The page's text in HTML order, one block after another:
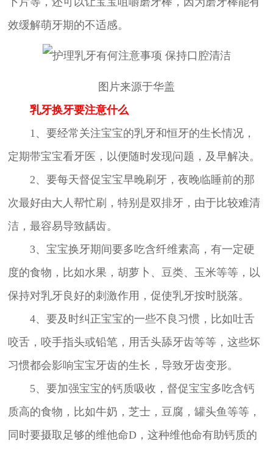
效缓解萌牙期的不适感。
图片来源于华盖
乳牙换牙要注意什么
1、要经常关注宝宝的乳牙和恒牙的生长情况，
定期带宝宝看牙医，以便随时发现问题，及早解决。
2、要每天督促宝宝早晚刷牙，夜晚临睡前的那
次最好由大人帮忙刷，特别是双排牙，由于比较难清
洁，最容易导致龋齿。
3、宝宝换牙期间要多吃含纤维素高，有一定硬
度的食物，比如水果，胡萝卜、豆类、玉米等等，以
保持对乳牙良好的刺激作用，促使乳牙按时脱落。
4、要及时纠正宝宝的一些不良习惯，比如吐舌
咬舌，咬手指头或铅笔，用舌头舔牙齿等等，这些坏
习惯都会影响宝宝牙齿的生长，导致牙齿变形。
5、要加强宝宝的钙质吸收，督促宝宝多吃含钙
质高的食物，比如牛奶，芝士，豆腐，罐头鱼等等，
同时要摄取足够的维他命D，这种维他命有助钙质的